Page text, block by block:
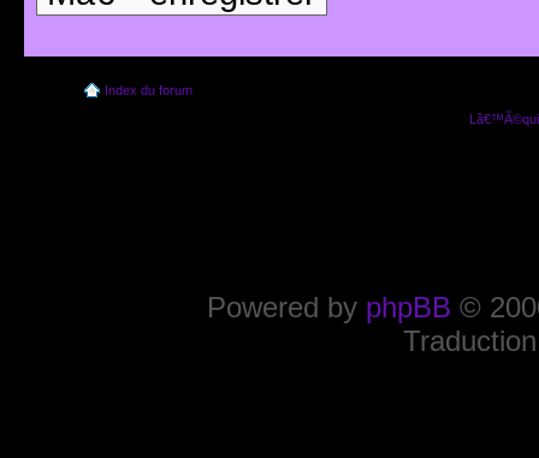
Index du forum
Powered by phpBB ©